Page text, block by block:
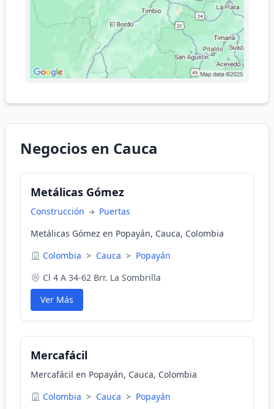
Negocios en Cauca
Metálicas Gómez
Construcción
Puertas
Metálicas Gómez en Popayán, Cauca, Colombia
Colombia > Cauca > Popayán
Cl 4 A 34-62 Brr. La Sombrilla
Ver Más
Mercafácil
Mercafácil en Popayán, Cauca, Colombia
Colombia > Cauca > Popayán